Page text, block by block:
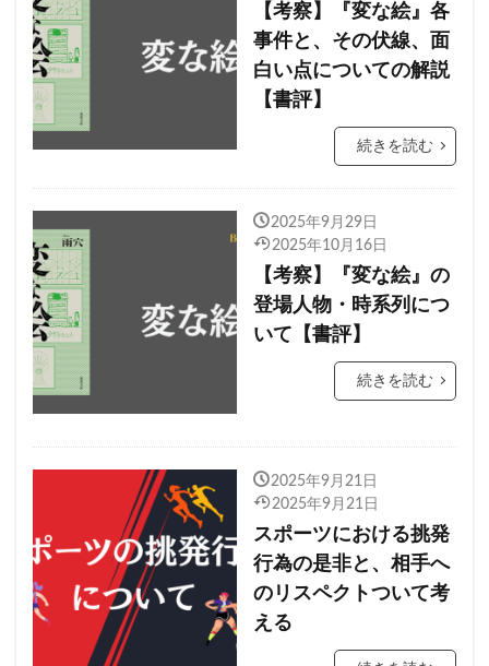
【考察】『変な絵』各
事件と、その伏線、面
白い点についての解説
【書評】
続きを読む
2025年9月29日
2025年10月16日
【考察】『変な絵』の
登場人物・時系列につ
いて【書評】
続きを読む
2025年9月21日
2025年9月21日
スポーツにおける挑発
行為の是非と、相手へ
のリスペクトついて考
える